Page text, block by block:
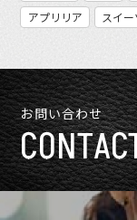
アプリリア
スイー
お問い合わせ